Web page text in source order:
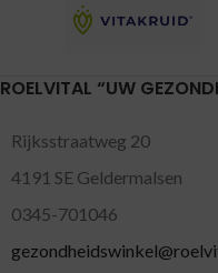
ROELVITAL “UW
Rijksstraatweg 20
4191 SE Geldermalsen
0345-701046